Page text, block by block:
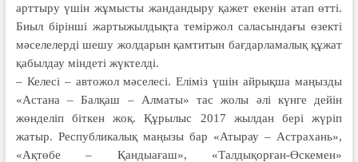
арттыру үшін жұмысты жандандыру қажет екенін атап өтті.
Биыл бірінші жартыжылдықта теміржол саласындағы өзекті
мәселелерді шешу жолдарын қамтитын бағдарламалық құжат
қабылдау міндеті жүктелді.
– Келесі – автожол мәселесі. Еліміз үшін айрықша маңызды
«Астана – Балқаш – Алматы» тас жолы әлі күнге дейін
жөнделіп біткен жоқ. Құрылыс 2017 жылдан бері жүріп
жатыр. Республикалық маңызы бар «Атырау – Астрахань»,
«Ақтөбе – Қандыағаш», «Талдықорған-Өскемен»